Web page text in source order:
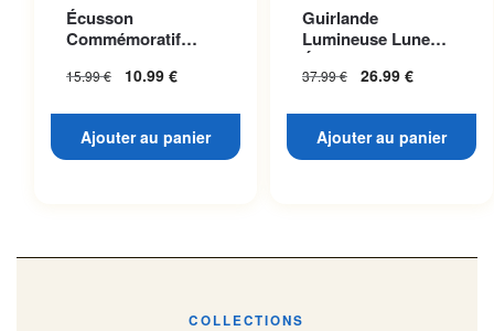
Écusson
Commémoratif
15.99€ 10.99 €
Ajouter au panier
Guirlande
Lumineuse Lune
Étoilée
37.99€ 26.99 €
Ajouter au panier
COLLECTIONS